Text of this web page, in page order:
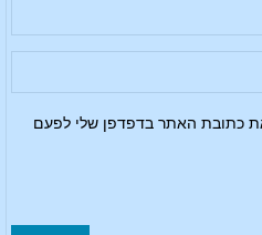
כתובת האתר בדפדפן שלי לפעם